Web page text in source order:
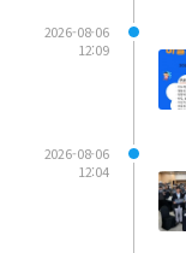
2026-08-06
12:09
2026-08-06
12:04